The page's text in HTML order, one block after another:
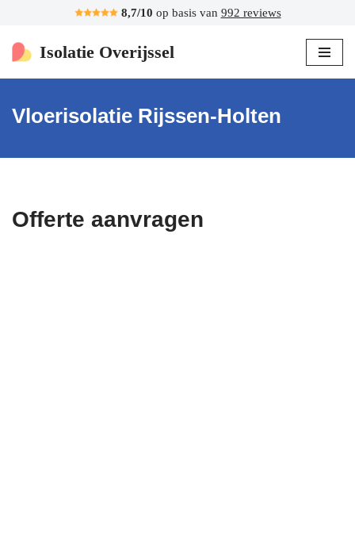
Ga
naar
inhoud
8,7/10 op basis van 992 reviews
Isolatie Overijssel
Vloerisolatie Rijssen-Holten
Offerte aanvragen